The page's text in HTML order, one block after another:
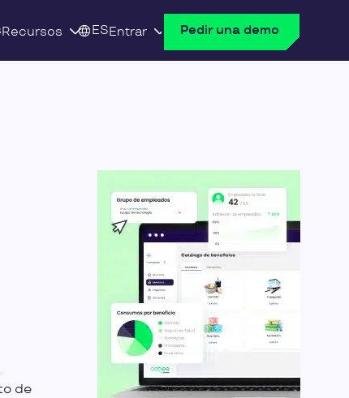
Recursos ESEntrar Pedir una demo
de